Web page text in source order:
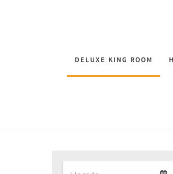
DELUXE KING ROOM